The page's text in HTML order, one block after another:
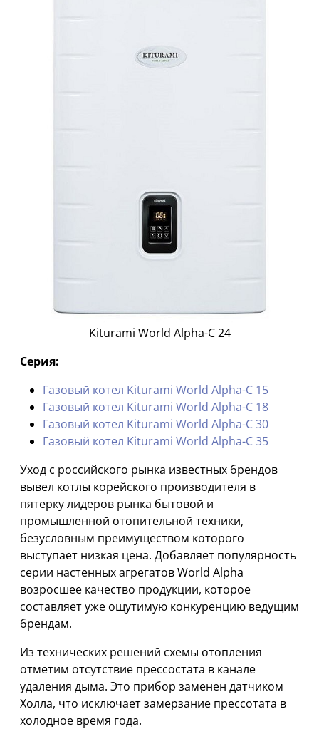
Kiturami World Alpha-С 24
Серия:
Газовый котел Kiturami World Alpha-С 15
Газовый котел Kiturami World Alpha-С 18
Газовый котел Kiturami World Alpha-С 30
Газовый котел Kiturami World Alpha-С 35
Уход с российского рынка известных брендов
вывел котлы корейского производителя в
пятерку лидеров рынка бытовой и
промышленной отопительной техники,
безусловным преимуществом которого
выступает низкая цена. Добавляет популярность
серии настенных агрегатов World Alpha
возросшее качество продукции, которое
составляет уже ощутимую конкуренцию ведущим
брендам.
Из технических решений схемы отопления
отметим отсутствие прессостата в канале
удаления дыма. Это прибор заменен датчиком
Холла, что исключает замерзание прессотата в
холодное время года.